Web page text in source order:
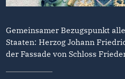
Gemeinsamer Bezugspunkt
Staaten: Herzog Johann
der Fassade von Schloss